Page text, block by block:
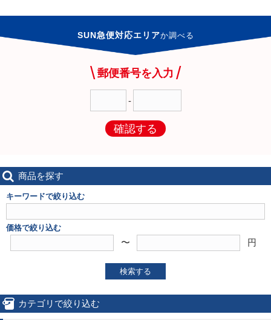
SUN急便対応エリアか調べる
郵便番号を入力
-
確認する
商品を探す
キーワードで絞り込む
価格で絞り込む
〜 円
検索する
カテゴリで絞り込む